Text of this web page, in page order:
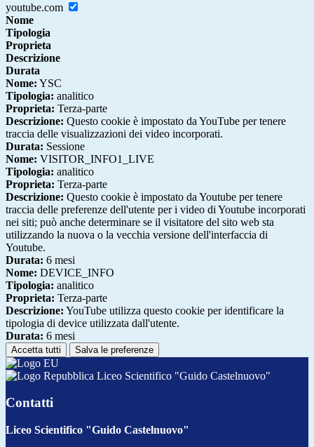
youtube.com
Nome
Tipologia
Proprieta
Descrizione
Durata
Nome: YSC
Tipologia: analitico
Proprieta: Terza-parte
Descrizione: Questo cookie è impostato da YouTube per tenere
traccia delle visualizzazioni dei video incorporati.
Durata: Sessione
Nome: VISITOR_INFO1_LIVE
Tipologia: analitico
Proprieta: Terza-parte
Descrizione: Questo cookie è impostato da Youtube per tenere
traccia delle preferenze dell'utente per i video di Youtube incorporati
nei siti; può anche determinare se il visitatore del sito web sta
utilizzando la nuova o la vecchia versione dell'interfaccia di
Youtube.
Durata: 6 mesi
Nome: DEVICE_INFO
Tipologia: analitico
Proprieta: Terza-parte
Descrizione: YouTube utilizza questo cookie per identificare la
tipologia di device utilizzata dall'utente.
Durata: 6 mesi
Accetta tutti Salva le preferenze
Liceo Scientifico "Guido Castelnuovo"
Contatti
Liceo Scientifico "Guido Castelnuovo"